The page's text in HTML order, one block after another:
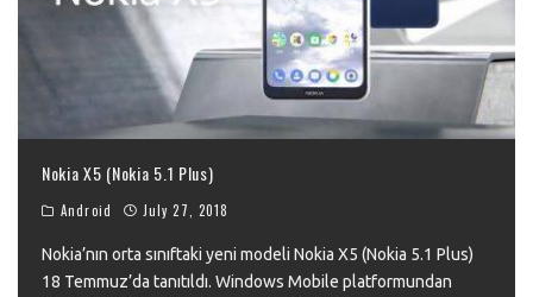
Nokia X5 (Nokia 5.1 Plus)
Android July 27, 2018
Nokia’nın orta sınıftaki yeni modeli Nokia X5 (Nokia 5.1 Plus)
18 Temmuz’da tanıtıldı. Windows Mobile platformundan